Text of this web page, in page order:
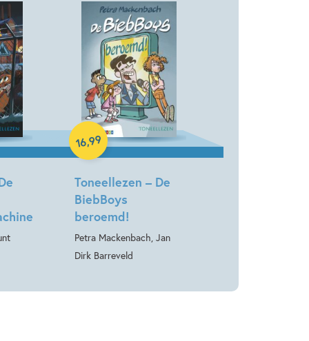
Toneellezen – De
BiebBoys
beroemd!
Petra Mackenbach, Jan
Dirk Barreveld
16,99
Hardcover